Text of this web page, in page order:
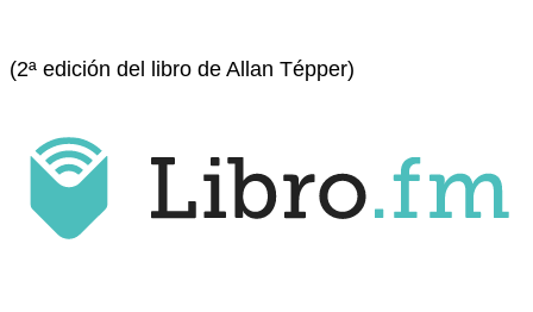
(2ª edición del libro de Allan Tépper)